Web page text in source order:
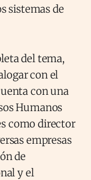
sistemas de
del tema,
con el
con una
Humanos
como director
empresas
de
y el